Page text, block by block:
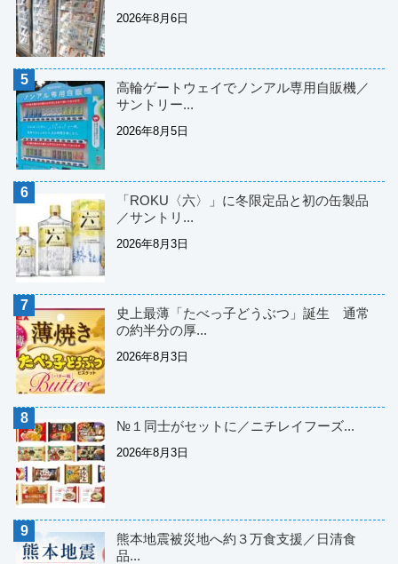
2026年8月6日
高輪ゲートウェイでノンアル専用自販機／
サントリー...
2026年8月5日
「ROKU〈六〉」に冬限定品と初の缶製品
／サントリ...
2026年8月3日
史上最薄「たべっ子どうぶつ」誕生 通常
の約半分の厚...
2026年8月3日
№１同士がセットに／ニチレイフーズ...
2026年8月3日
熊本地震被災地へ約３万食支援／日清食
品...